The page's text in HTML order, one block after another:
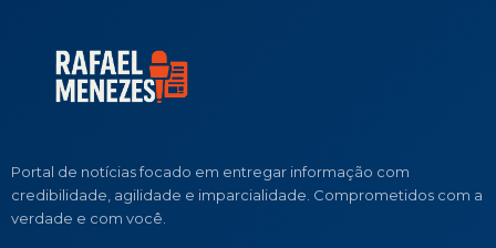
Portal de notícias focado em entregar informação com
credibilidade, agilidade e imparcialidade. Comprometidos com a
verdade e com você.